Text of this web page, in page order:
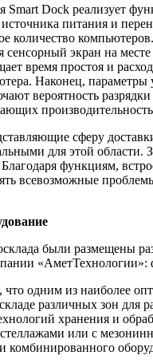
Smart Dock реализует
питания и
количество
экран на
время простоя и
Наконец, параметры
вероятность
сферу
для этой области.
функциям,
всевозможные
были размещены
что одним из наиболее
различных зон для
хранения и
или с
комбинированного